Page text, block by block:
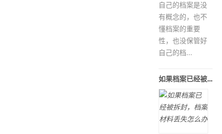
自己的档案是没
有概念的，也不
懂档案的重要
性，也没保管好
自己的档...
如果档案已经被拆封，档案材料丢失怎么办